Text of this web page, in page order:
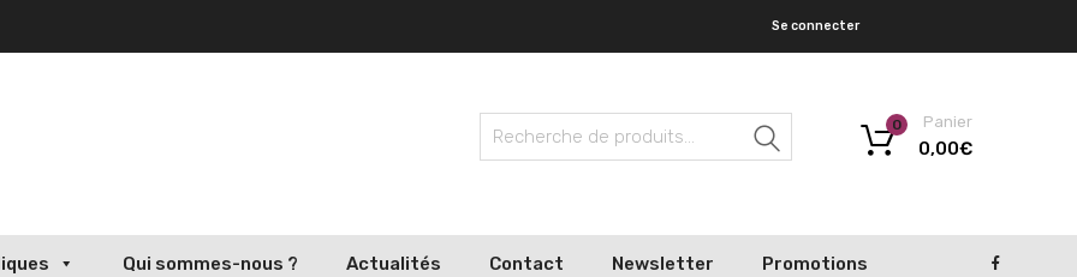
Se connecter
Recherche
Panier
0,00€
0
Qui sommes-nous ? Actualités Contact Newsletter Promotions